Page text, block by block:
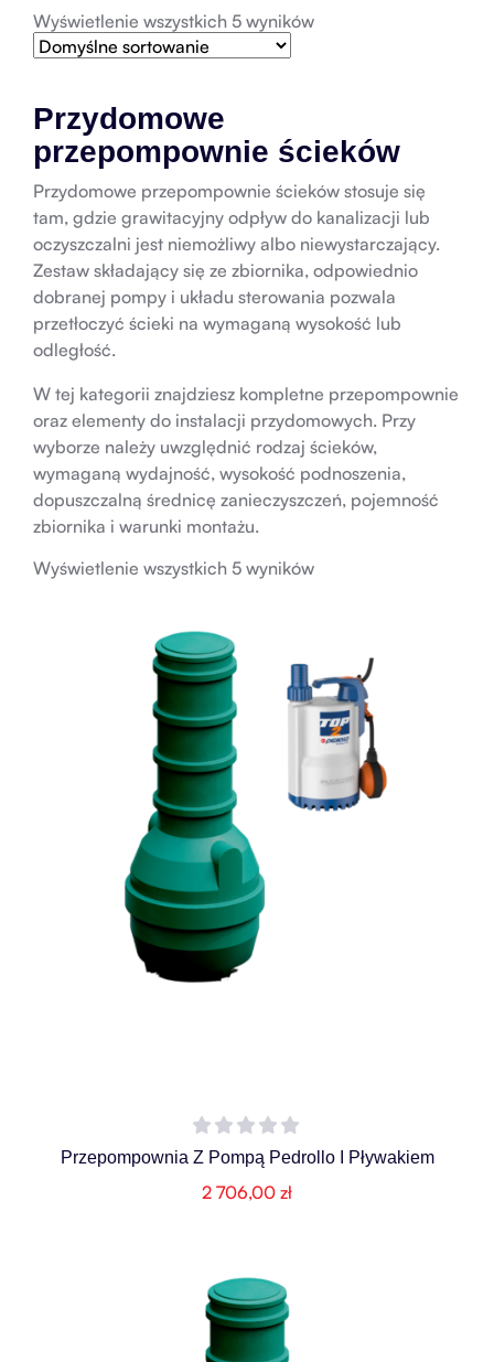
Wyświetlenie wszystkich 5 wyników
Przydomowe
przepompownie ścieków
Przydomowe przepompownie ścieków stosuje się
tam, gdzie grawitacyjny odpływ do kanalizacji lub
oczyszczalni jest niemożliwy albo niewystarczający.
Zestaw składający się ze zbiornika, odpowiednio
dobranej pompy i układu sterowania pozwala
przetłoczyć ścieki na wymaganą wysokość lub
odległość.
W tej kategorii znajdziesz kompletne przepompownie
oraz elementy do instalacji przydomowych. Przy
wyborze należy uwzględnić rodzaj ścieków,
wymaganą wydajność, wysokość podnoszenia,
dopuszczalną średnicę zanieczyszczeń, pojemność
zbiornika i warunki montażu.
Wyświetlenie wszystkich 5 wyników
Przepompownia Z Pompą Pedrollo I Pływakiem
2 706,00 zł